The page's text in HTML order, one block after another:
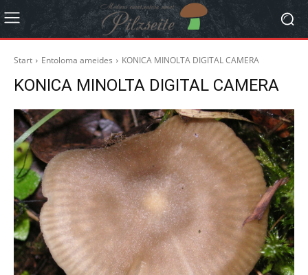
Start Entoloma ameides KONICA MINOLTA DIGITAL CAMERA
KONICA MINOLTA DIGITAL CAMERA